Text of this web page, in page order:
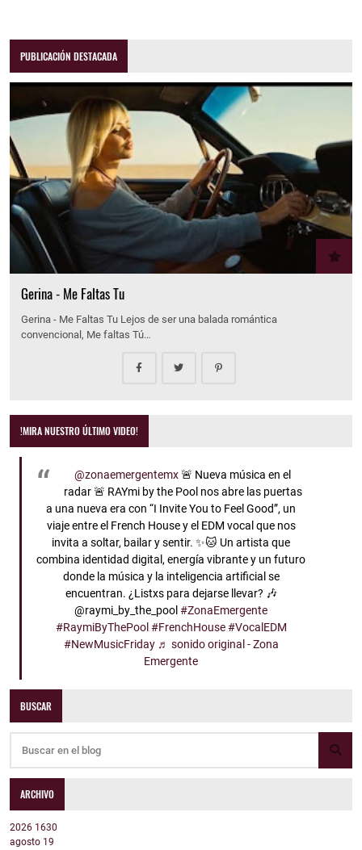
PUBLICACIÓN DESTACADA
Gerina - Me Faltas Tu
Gerina - Me Faltas Tu Lejos de ser una balada romántica
convencional, Me faltas Tú…
!MIRA NUESTRO ÚLTIMO VIDEO!
@zonaemergentemx🚨 Nueva música en el
radar 🚨 RAYmi by the Pool nos abre las puertas
a una nueva era con “I Invite You to Feel Good”, un
viaje entre el French House y el EDM vocal que nos
invita a soltar, bailar y sentir. ✨🐱 Un artista que
combina identidad digital, energía vibrante y un futuro
donde la música y la inteligencia artificial se
encuentran. ¿Listxs para dejarse llevar? 🎶
@raymi_by_the_pool#ZonaEmergente
#RaymiByThePool #FrenchHouse #VocalEDM
#NewMusicFriday ♬ sonido original - Zona
Emergente
BUSCAR
ARCHIVO
2026 1630
agosto 19